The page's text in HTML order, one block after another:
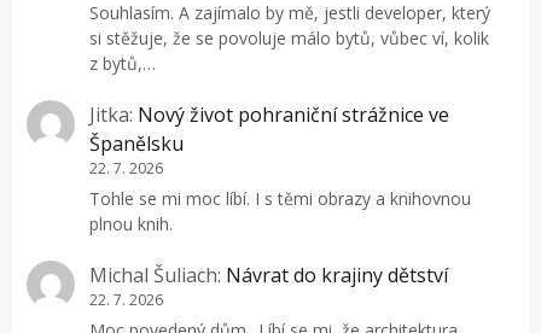
Souhlasím. A zajímalo by mě, jestli developer, který
si stěžuje, že se povoluje málo bytů, vůbec ví, kolik
z bytů,…
Jitka: Nový život pohraniční strážnice ve
Španělsku
22. 7. 2026
Tohle se mi moc líbí. I s těmi obrazy a knihovnou
plnou knih.
Michal Šuliach: Návrat do krajiny dětství
22. 7. 2026